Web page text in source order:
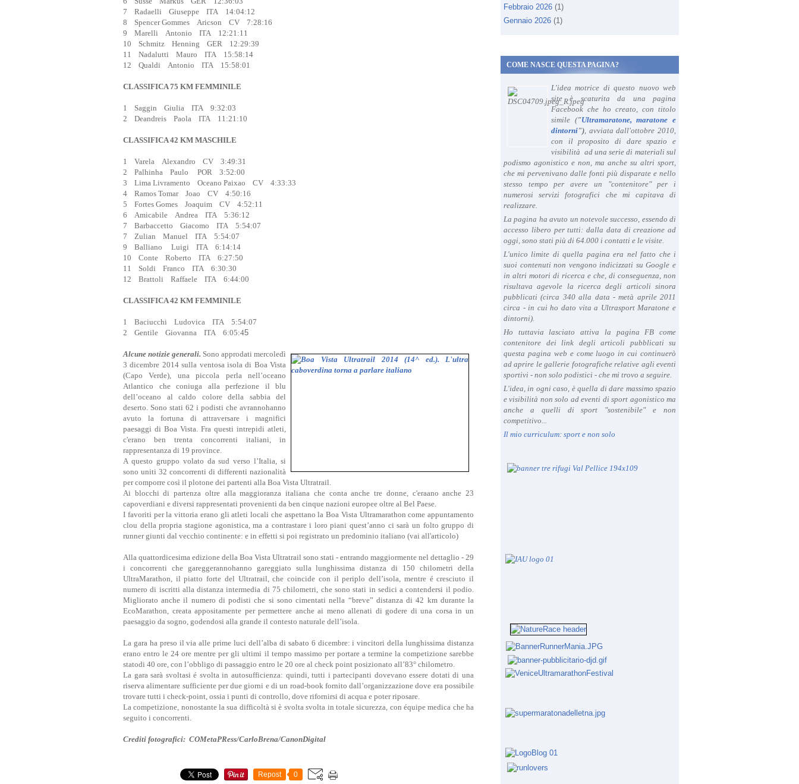
7 Radaelli Giuseppe ITA 14:04:12
8 Spencer Gommes Aricson CV 7:28:16
9 Marelli Antonio ITA 12:21:11
10 Schmitz Henning GER 12:29:39
11 Nadalutti Mauro ITA 15:58:14
12 Qualdi Antonio ITA 15:58:01
CLASSIFICA 75 KM FEMMINILE
1 Saggin Giulia ITA 9:32:03
2 Deandreis Paola ITA 11:21:10
CLASSIFICA 42 KM MASCHILE
1 Varela Alexandro CV 3:49:31
2 Palhinha Paulo POR 3:52:00
3 Lima Livramento Oceano Paixao CV 4:33:33
4 Ramos Tomar Joao CV 4:50:16
5 Fortes Gomes Joaquim CV 4:52:11
6 Amicabile Andrea ITA 5:36:12
7 Barbaccetto Giacomo ITA 5:54:07
7 Zulian Manuel ITA 5:54:07
9 Balliano Luigi ITA 6:14:14
10 Conte Roberto ITA 6:27:50
11 Soldi Franco ITA 6:30:30
12 Brattoli Raffaele ITA 6:44:00
CLASSIFICA 42 KM FEMMINILE
1 Baciucchi Ludovica ITA 5:54:07
2 Gentile Giovanna ITA 6:05:45
Alcune notizie generali. Sono approdati mercoledì
3 dicembre 2014 sulla ventosa isola di Boa Vista
(Capo Verde), una piccola perla nell’oceano
Atlantico che coniuga alla perfezione il blu
dell’oceano al caldo colore della sabbia del
deserto. Sono stati 62 i podisti che avrannohanno
avuto la fortuna di attraversare i magnifici
paesaggi di Boa Vista. Fra questi intrepidi atleti,
c'erano ben trenta concorrenti italiani, in
rappresentanza di 19 province.
A questo gruppo volato da sud verso l’Italia, si
sono uniti 32 concorrenti di differenti nazionalità
per comporre così il plotone dei partenti alla Boa Vista Ultratrail.
Ai blocchi di partenza oltre alla maggioranza italiana che conta anche tre donne, c'eraano anche 23
capoverdiani e diversi rappresentati provenienti da ben cinque nazioni europee oltre al Bel Paese.
I favoriti per la vittoria erano gli atleti locali che aspettano la Boa Vista Ultramarathon come appuntamento
clou della propria stagione agonistica, ma a contrastare i loro piani quest’anno ci sarà un folto gruppo di
runner giunti dal vecchio continente: e in effetti si poi registrato un predominio italiano (vai all'articolo)
Alla quattordicesima edizione della Boa Vista Ultratrail sono stati - entrando maggiormente nel dettaglio - 29
i concorrenti che gareggerannohanno gareggiato sulla lunghissima distanza di 150 chilometri della
UltraMarathon, il piatto forte del Ultratrail, che coincide con il periplo dell’isola, mentre é cresciuto il
numero di iscritti alla distanza intermedia di 75 chilometri, che sono stati in sedici a contendersi il podio.
Migliorato anche il numero di podisti che si sono cimentati nella “breve” distanza di 42 km durante la
EcoMarathon, creata appositamente per permettere anche ai meno allenati di godere di una corsa in un
paesaggio da sogno, godendosi alla grande il contesto naturale dell’isola.
La gara ha preso il via alle prime luci dell’alba di sabato 6 dicembre: i vincitori della lunghissima distanza
erano entro le 24 ore mentre per gli ultimi il tempo massimo per portare a termine la competizione sarebbe
statodi 40 ore, con l’obbligo di passaggio entro le 20 ore al check point posizionato all’83° chilometro.
La gara sarà svoltasi é svolta in autosufficienza: quindi, tutti i partecipanti dovevano essere dotati di una
riserva alimentare sufficiente per due giorni e di un road-book fornito dall’organizzazione dove era possibile
trovare tutti i check-point, ossia i punti di controllo, dove rifornirsi di acqua e poter riposare.
La competizione, nonostante la sua difficoltà si è svolta svolta in totale sicurezza, con équipe medica che ha
seguito i concorrenti.
Crediti fotografici: COMetaPRess/CarloBrena/CanonDigital
Repost 0
Febbraio 2026 (1)
Gennaio 2026 (1)
COME NASCE QUESTA PAGINA?
L'idea motrice di questo nuovo web
site è scaturita da una pagina
Facebook che ho creato, con titolo
simile ("Ultramaratone, maratone e
dintorni"), avviata dall'ottobre 2010,
con il proposito di dare spazio e
visibilità ad una serie di materiali sul
podismo agonistico e non, ma anche su altri sport,
che mi pervenivano dalle fonti più disparate e nello
stesso tempo per avere un "contenitore" per i
numerosi servizi fotografici che mi capitava di
realizzare.
La pagina ha avuto un notevole successo, essendo di
accesso libero per tutti: dalla data di creazione ad
oggi, sono stati più di 64.000 i contatti e le visite.
L'unico limite di quella pagina era nel fatto che i
suoi contenuti non vengono indicizzati su Google e
in altri motori di ricerca e che, di conseguenza, non
risultava agevole la ricerca degli articoli sinora
pubblicati (circa 340 alla data - metà aprile 2011
circa - in cui ho dato vita a Ultrasport Maratone e
dintorni).
Ho tuttavia lasciato attiva la pagina FB come
contenitore dei link degli articoli pubblicati su
questa pagina web e come luogo in cui continuerò
ad aprire le gallerie fotografiche relative agli eventi
sportivi - non solo podistici - che mi trovo a seguire.
L'idea, in ogni caso, è quella di dare massimo spazio
e visibilità non solo ad eventi di sport agonistico ma
anche a quelli di sport "sostenibile" e non
competitivo...
Il mio curriculum: sport e non solo